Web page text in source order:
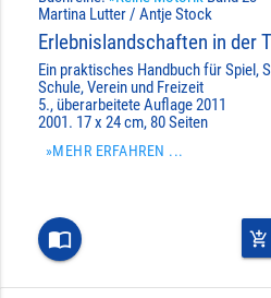
Martina Lutter / Antje Stock
Erlebnislandschaften in der
Ein praktisches Handbuch für Spiel,
Schule, Verein und Freizeit
5., überarbeitete Auflage 2011
2001. 17 x 24 cm, 80 Seiten
»MEHR ERFAHREN ...
import_contacts add_shopping_cart